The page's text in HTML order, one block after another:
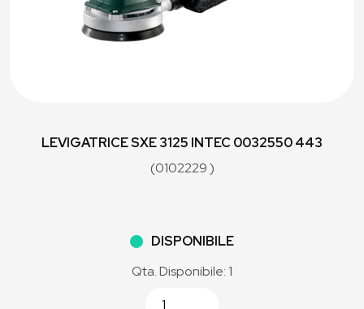
LEVIGATRICE SXE 3125 INTEC 0032550 443
(0102229 )
DISPONIBILE
Qta. Disponibile: 1